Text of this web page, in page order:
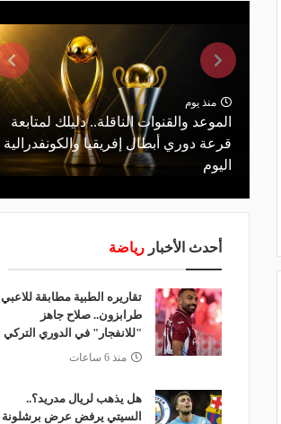
منذ يوم
الموعد والقنوات الناقلة.. دليلك لمتابعة
قرعة دوري أبطال إفريقيا والكونفدرالية
اليوم
أحدث الأخبار رياضة
تقاريره الطبية مطابقة للاعبي
طرابزون.. صلاح جاهز
"للانفجار" في الدوري التركي
منذ 6 ساعات
هل يذهب لريال مدريد؟..
السيتي يرفض عرض برشلونة